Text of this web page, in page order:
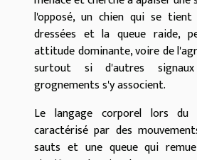
l'opposé, un chien qui se
dressées et la queue raide,
attitude dominante, voire de
surtout si d'autres
grognements s'y associent.
Le langage corporel lors
caractérisé par des
sauts et une queue qui